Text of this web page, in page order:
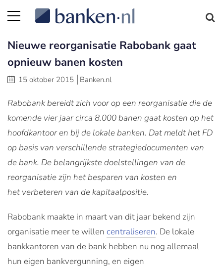
Nieuwe reorganisatie Rabobank gaat
opnieuw banen kosten
15 oktober 2015 Banken.nl
Rabobank bereidt zich voor op een reorganisatie die de
komende vier jaar circa 8.000 banen gaat kosten op het
hoofdkantoor en bij de lokale banken. Dat meldt het FD
op basis van verschillende strategiedocumenten van
de bank. De belangrijkste doelstellingen van de
reorganisatie zijn het besparen van kosten en
het verbeteren van de kapitaalpositie.
Rabobank maakte in maart van dit jaar bekend zijn
organisatie meer te willen centraliseren. De lokale
bankkantoren van de bank hebben nu nog allemaal
hun eigen bankvergunning, en eigen